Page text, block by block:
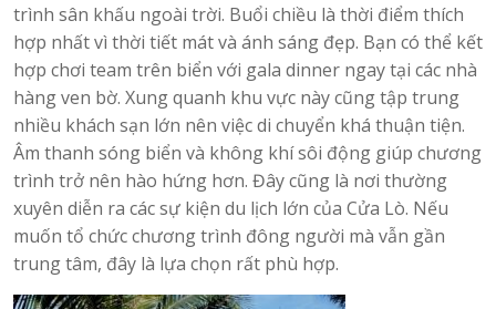
trình sân khấu ngoài trời. Buổi chiều là thời điểm thích
hợp nhất vì thời tiết mát và ánh sáng đẹp. Bạn có thể kết
hợp chơi team trên biển với gala dinner ngay tại các nhà
hàng ven bờ. Xung quanh khu vực này cũng tập trung
nhiều khách sạn lớn nên việc di chuyển khá thuận tiện.
Âm thanh sóng biển và không khí sôi động giúp chương
trình trở nên hào hứng hơn. Đây cũng là nơi thường
xuyên diễn ra các sự kiện du lịch lớn của Cửa Lò. Nếu
muốn tổ chức chương trình đông người mà vẫn gần
trung tâm, đây là lựa chọn rất phù hợp.